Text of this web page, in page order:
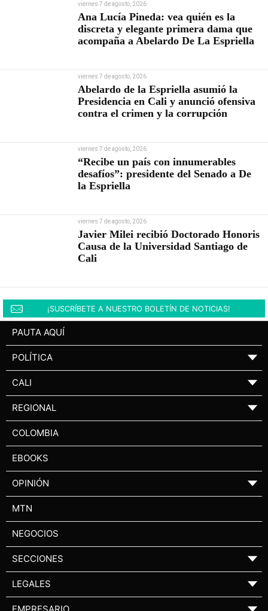
viernes 7 de agosto, 2026
Ana Lucía Pineda: vea quién es la
discreta y elegante primera dama que
acompaña a Abelardo De La Espriella
viernes 7 de agosto, 2026
Abelardo de la Espriella asumió la
Presidencia en Cali y anunció ofensiva
contra el crimen y la corrupción
viernes 7 de agosto, 2026
“Recibe un país con innumerables
desafíos”: presidente del Senado a De
la Espriella
viernes 7 de agosto, 2026
Javier Milei recibió Doctorado Honoris
Causa de la Universidad Santiago de
Cali
¡SUSCRÍBETE A NUESTRO BOLETÍN DE NOTICIAS!
PAUTA AQUÍ
POLÍTICA ▼
CALI ▼
REGIONAL ▼
COLOMBIA
EBOOKS
OPINIÓN ▼
MTN
NEGOCIOS
SECCIONES ▼
LEGALES ▼
▼